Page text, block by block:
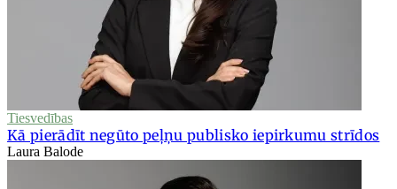
Tiesvedības
Kā pierādīt negūto peļņu publisko iepirkumu strīdos
Laura Balode